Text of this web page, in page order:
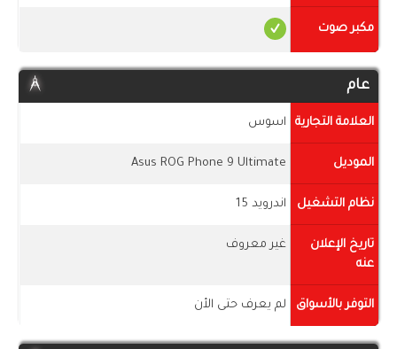
مكبر صوت
عام
العلامة التجارية اسوس
الموديل Asus ROG Phone 9 Ultimate
نظام التشغيل اندرويد 15
تاريخ الإعلان
عنه
غير معروف
التوفر بالأسواق لم يعرف حتى الأن